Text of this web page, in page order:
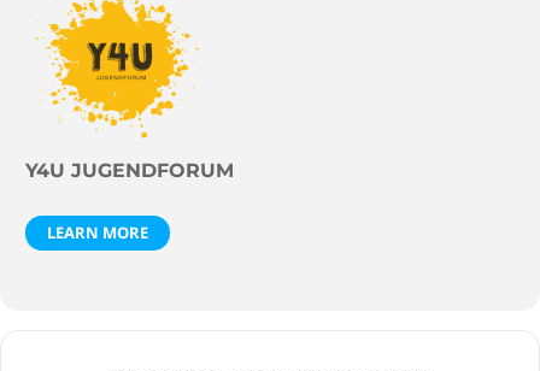
Y4U JUGENDFORUM
LEARN MORE